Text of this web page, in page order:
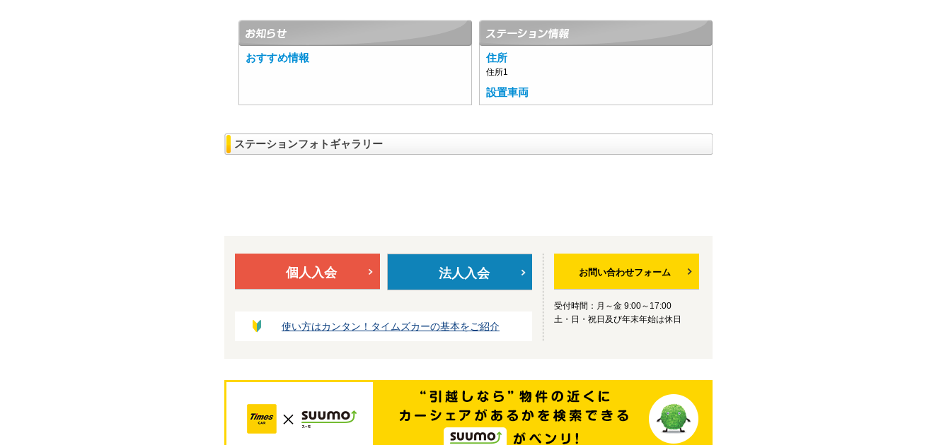
おすすめ情報 住所
住所1
設置車両
ステーションフォトギャラリー
個人入会 法人入会
使い方はカンタン！タイムズカーの基本をご紹介
お問い合わせフォーム
受付時間：月～金 9:00～17:00
土・日・祝日及び年末年始は休日